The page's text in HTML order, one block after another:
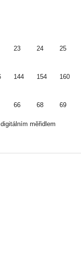
23 24 25
144 154 160
66 68 69
měřidlem